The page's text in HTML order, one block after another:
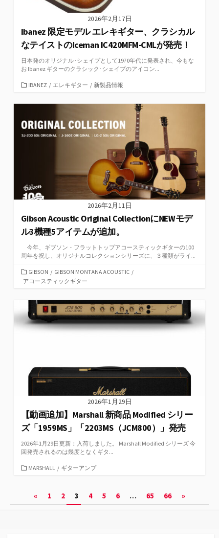
2026年2月17日
Ibanez 限定モデル エレキギター、クラシカル
なテイストのIceman IC420MFM-CMLが発売！
日本発のオリジナル･シェイプとして1970年代に発表され、今もな
お Ibanez ギターのクラシック･シェイプのアイコン...
カ
ゴ
ー
IBANEZ / エレキギター / 新製品情報
2026年2月11日
Gibson Acoustic Original CollectionにNEWモデ
ル3機種5アイテムが追加。
今年、ギブソン・フラットトップアコースティックギターの100
周年を祝し、オリジナルコレクションシリーズに、３種類がライ...
カ
テ
リ
GIBSON / GIBSON MONTANA ACOUSTIC /
アコースティックギター
2026年1月29日
【動画追加】Marshall 新商品 Modified シリー
ズ「1959MS」「2203MS（JCM800）」発売
2026年1月29日更新：入荷しました。 Marshall Modified シリーズ 今
回発売されるのは幾度となくギタ...
カ
ー
MARSHALL / ギターアンプ
« 1 2 3 4 5 6 … 65 66 »